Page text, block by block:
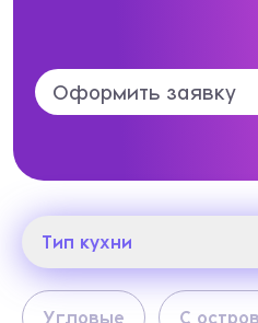
Оформить заявку
Тип кухни
Тип кухни
Угловые С
Прикрепить файл (1
персональных
Я принимаю